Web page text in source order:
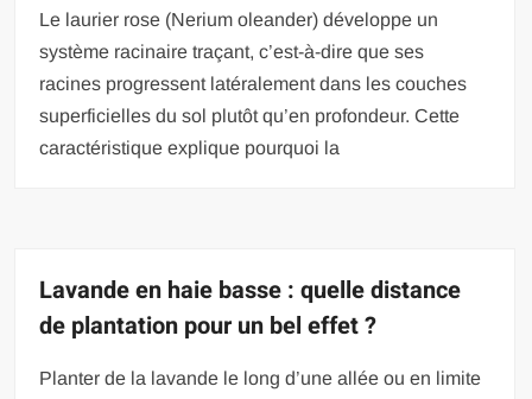
Le laurier rose (Nerium oleander) développe un
système racinaire traçant, c’est-à-dire que ses
racines progressent latéralement dans les couches
superficielles du sol plutôt qu’en profondeur. Cette
caractéristique explique pourquoi la
Lavande en haie basse : quelle distance
de plantation pour un bel effet ?
Planter de la lavande le long d’une allée ou en limite